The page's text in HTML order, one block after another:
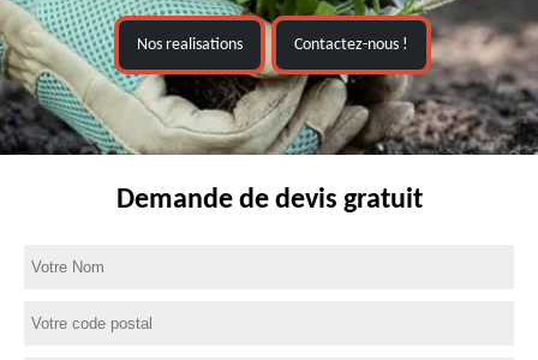
Nos realisations Contactez-nous !
Demande de devis gratuit